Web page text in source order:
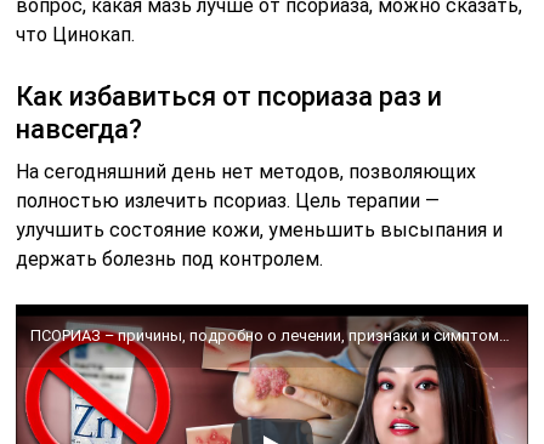
вопрос, какая мазь лучше от псориаза, можно сказать,
что Цинокап.
Как избавиться от псориаза раз и
навсегда?
На сегодняшний день нет методов, позволяющих
полностью излечить псориаз. Цель терапии —
улучшить состояние кожи, уменьшить высыпания и
держать болезнь под контролем.